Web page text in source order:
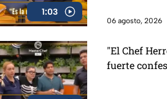
1:03
06 agosto, 2026
"El Chef
fuerte